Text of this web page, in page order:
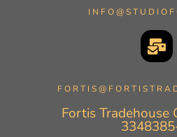
Fortis Tradehouse